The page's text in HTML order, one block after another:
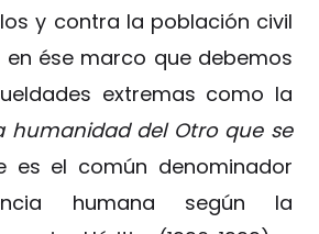
y contra la población civil
en ése marco que debemos
extremas como la
humanidad del Otro que se
es el común denominador
humana según la